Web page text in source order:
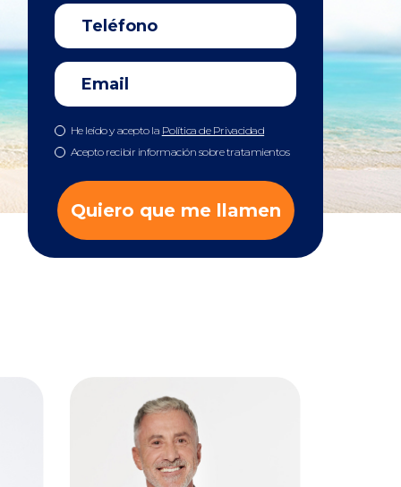
He leído y acepto la Política de Privacidad
Acepto recibir información sobre tratamientos
Quiero que me llamen